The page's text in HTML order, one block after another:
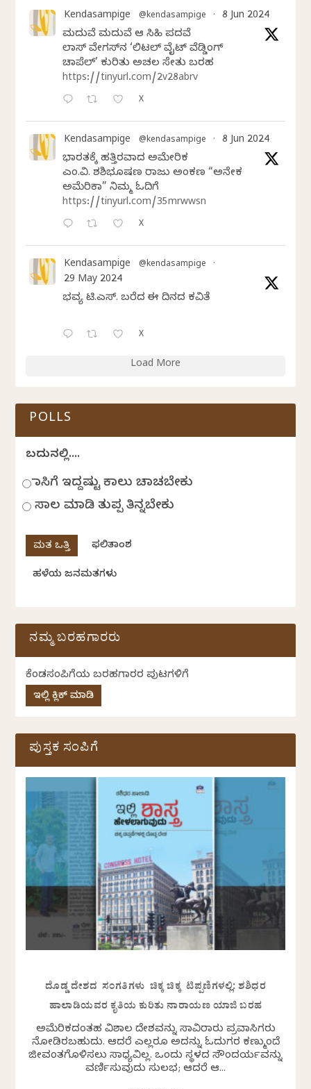
Kendasampige @kendasampige · 8 Jun 2024
ಮದುವೆ ಮದುವೆ ಆ ಸಿಹಿ ಪದವೆ
ಲಾಸ್‌ ವೇಗಸ್‌ನ ‘ಲಿಟಲ್ ವೈಟ್ ವೆಡ್ಡಿಂಗ್
ಚಾಪೆಲ್’ ಕುರಿತು ಅಚಲ ಸೇತು ಬರಹ
https://tinyurl.com/2v28abrv
X
Kendasampige @kendasampige · 8 Jun 2024
ಭಾರತಕ್ಕೆ ಹತ್ತಿರವಾದ ಅಮೇರಿಕ
ಎಂ.ವಿ. ಶಶಿಭೂಷಣ ರಾಜು ಅಂಕಣ “ಅನೇಕ
ಅಮೆರಿಕಾ” ನಿಮ್ಮ ಓದಿಗೆ
https://tinyurl.com/35mrwwsn
X
Kendasampige @kendasampige ·
29 May 2024
ಭವ್ಯ ಟಿ.ಎಸ್. ಬರೆದ ಈ ದಿನದ ಕವಿತೆ
X
Load More
POLLS
ಬದುಕಿನಲ್ಲಿ....
ಹಾಸಿಗೆ ಇದ್ದಷ್ಟು ಕಾಲು ಚಾಚಬೇಕು
ಸಾಲ ಮಾಡಿ ತುಪ್ಪ ತಿನ್ನಬೇಕು
ಫಲಿತಾಂಶ
ಹಳೆಯ ಜನಮತಗಳು
ನಮ್ಮ ಬರಹಗಾರರು
ಕೆಂಡಸಂಪಿಗೆಯ ಬರಹಗಾರರ ಪುಟಗಳಿಗೆ
ಇಲ್ಲಿ ಕ್ಲಿಕ್ ಮಾಡಿ
ಪುಸ್ತಕ ಸಂಪಿಗೆ
ದೊಡ್ಡ ದೇಶದ ಸಂಗತಿಗಳು ಚಿಕ್ಕ ಚಿಕ್ಕ ಟಿಪ್ಪಣಿಗಳಲ್ಲಿ: ಶಶಿಧರ
ಹಾಲಾಡಿಯವರ ಕೃತಿಯ ಕುರಿತು ನಾರಾಯಣ ಯಾಜಿ ಬರಹ
ಅಮೆರಿಕದಂತಹ ವಿಶಾಲ ದೇಶವನ್ನು ಸಾವಿರಾರು ಪ್ರವಾಸಿಗರು
ನೋಡಿರಬಹುದು. ಆದರೆ ಎಲ್ಲರೂ ಅದನ್ನು ಓದುಗರ ಕಣ್ಮುಂದೆ
ಜೀವಂತಗೊಳಿಸಲು ಸಾಧ್ಯವಿಲ್ಲ. ಒಂದು ಸ್ಥಳದ ಸೌಂದರ್ಯವನ್ನು
ವರ್ಣಿಸುವುದು ಸುಲಭ; ಆದರೆ ಆ...